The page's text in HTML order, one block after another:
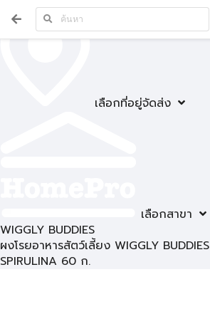
เลือกที่อยู่จัดส่ง
เลือกสาขา
WIGGLY BUDDIES
ผงโรยอาหารสัตว์เลี้ยง WIGGLY
SPIRULINA 60 ก.